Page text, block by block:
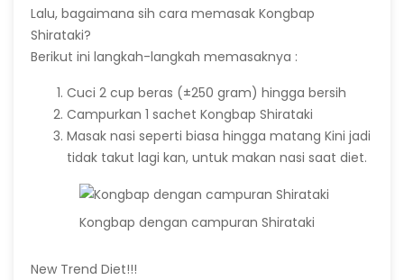
Lalu, bagaimana sih cara memasak Kongbap
Shirataki?
Berikut ini langkah-langkah memasaknya :
Cuci 2 cup beras (±250 gram) hingga bersih
Campurkan 1 sachet Kongbap Shirataki
Masak nasi seperti biasa hingga matang Kini jadi
tidak takut lagi kan, untuk makan nasi saat diet.
Kongbap dengan campuran Shirataki
New Trend Diet!!!